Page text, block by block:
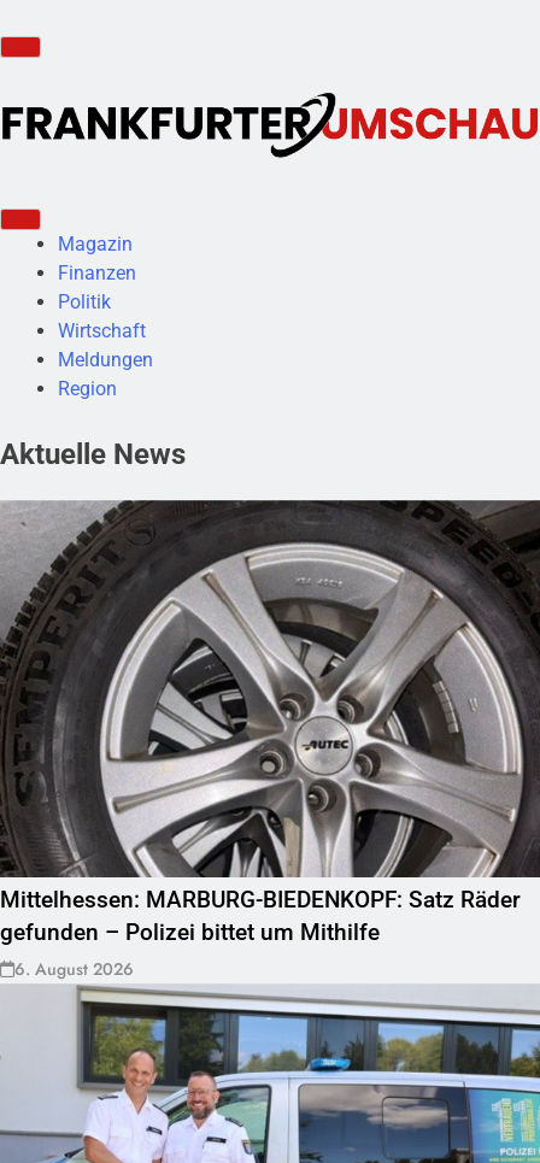
Magazin
Finanzen
Politik
Wirtschaft
Meldungen
Region
Aktuelle News
Mittelhessen: MARBURG-BIEDENKOPF: Satz Räder
gefunden – Polizei bittet um Mithilfe
6. August 2026